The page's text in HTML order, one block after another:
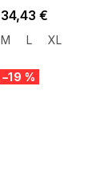
34,43 €
M L XL
–19 %